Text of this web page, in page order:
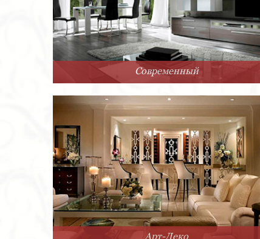
Современный
Арт-Деко